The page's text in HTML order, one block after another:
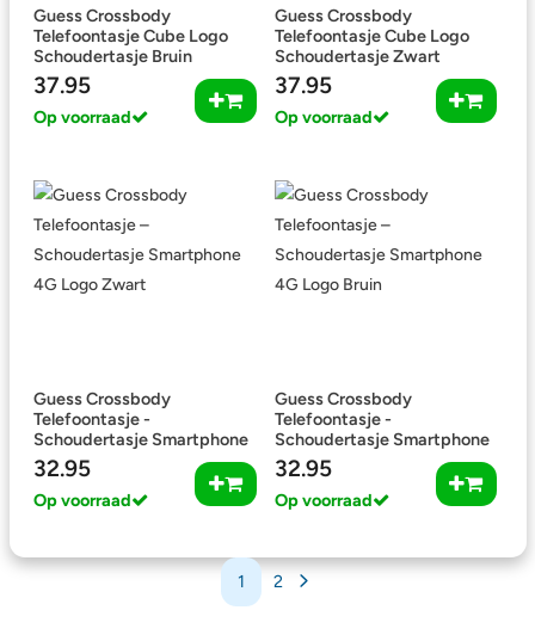
Guess Crossbody
Telefoontasje Cube Logo
Schoudertasje Bruin
37.95
Op voorraad
Guess Crossbody
Telefoontasje Cube Logo
Schoudertasje Zwart
37.95
Op voorraad
Guess Crossbody
Telefoontasje -
Schoudertasje Smartphone
4G Logo Zwart
32.95
Op voorraad
Guess Crossbody
Telefoontasje -
Schoudertasje Smartphone
4G Logo Bruin
32.95
Op voorraad
1 2